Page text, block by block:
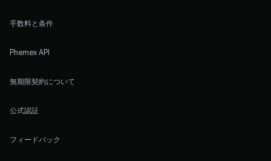
手数料と条件
Phemex API
無期限契約について
公式認証
フィードバック